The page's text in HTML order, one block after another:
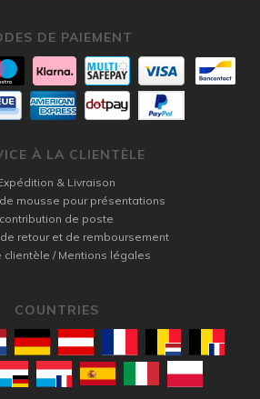
DE PAIEMENT
À LA CLIENTÈLE
& Livraison
mousse pour présentations
contribution de poste
retour et de remboursement
clientèle / Mentions légales
COUNTRIES